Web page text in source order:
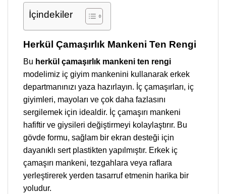
İçindekiler
Herkül Çamaşırlık Mankeni Ten Rengi
Bu herkül çamaşırlık mankeni ten rengi
modelimiz iç giyim mankenini kullanarak erkek
departmanınızı yaza hazırlayın. İç çamaşırları, iç
giyimleri, mayoları ve çok daha fazlasını
sergilemek için idealdir. İç çamaşırı mankeni
hafiftir ve giysileri değiştirmeyi kolaylaştırır. Bu
gövde formu, sağlam bir ekran desteği için
dayanıklı sert plastikten yapılmıştır. Erkek iç
çamaşırı mankeni, tezgahlara veya raflara
yerleştirerek yerden tasarruf etmenin harika bir
yoludur.